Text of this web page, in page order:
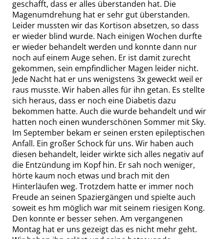
geschafft, dass er alles überstanden hat. Die
Magenumdrehung hat er sehr gut überstanden.
Leider mussten wir das Kortison absetzen, so dass
er wieder blind wurde. Nach einigen Wochen durfte
er wieder behandelt werden und konnte dann nur
noch auf einem Auge sehen. Er ist damit zurecht
gekommen, sein empfindlicher Magen leider nicht.
Jede Nacht hat er uns wenigstens 3x geweckt weil er
raus musste. Wir haben alles für ihn getan. Es stellte
sich heraus, dass er noch eine Diabetis dazu
bekommen hatte. Auch die wurde behandelt und wir
hatten noch einen wunderschönen Sommer mit Sky.
Im September bekam er seinen ersten epileptischen
Anfall. Ein großer Schock für uns. Wir haben auch
diesen behandelt, leider wirkte sich alles negativ auf
die Entzündung im Kopf hin. Er sah noch weniger,
hörte kaum noch etwas und brach mit den
Hinterläufen weg. Trotzdem hatte er immer noch
Freude an seinen Spaziergängen und spielte auch
soweit es hm möglich war mit seinem riesigen Kong.
Den konnte er besser sehen. Am vergangenen
Montag hat er uns gezeigt das es nicht mehr geht.